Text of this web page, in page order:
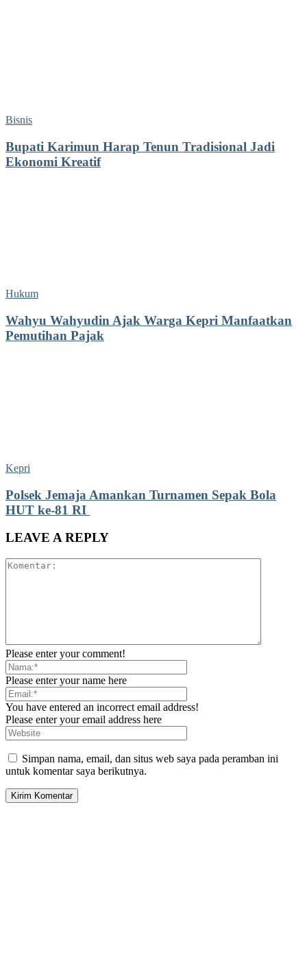
Bisnis
Bupati Karimun Harap Tenun Tradisional Jadi
Ekonomi Kreatif
Hukum
Wahyu Wahyudin Ajak Warga Kepri Manfaatkan
Pemutihan Pajak
Kepri
Polsek Jemaja Amankan Turnamen Sepak Bola
HUT ke-81 RI ‎
LEAVE A REPLY
Please enter your comment!
Please enter your name here
You have entered an incorrect email address!
Please enter your email address here
Simpan nama, email, dan situs web saya pada peramban ini
untuk komentar saya berikutnya.